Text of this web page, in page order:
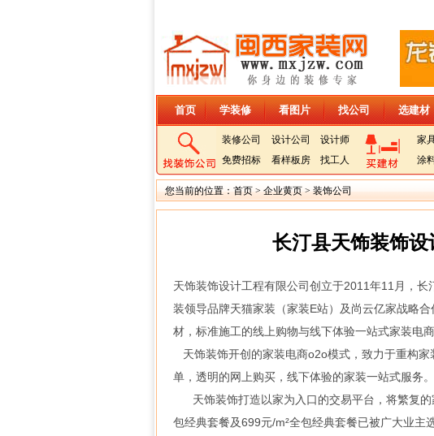
首页 学装修 看图片 找公司 选建材
装修公司 设计公司
设计师
免费招标
看样板房 找工人
家
涂
您当前的位置：首页>企业黄页>装饰公司
长汀县天饰装饰设
天饰装饰设计工程有限公司创立于2011年11月，
装领导品牌天猫家装（家装E站）及尚云亿家战略
材，标准施工的线上购物与线下体验一站式家装电
天饰装饰开创的家装电商o2o模式，致力于重构
单，透明的网上购买，线下体验的家装一站式服务。
天饰装饰打造以家为入口的交易平台，将繁复的
包经典套餐及699元/m²全包经典套餐已被广大业主